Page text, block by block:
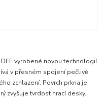
OFF vyrobené novou technologií
v přesném spojení pečlivě
zchlazení. Povrch prkna je
zvyšuje tvrdost hrací desky.